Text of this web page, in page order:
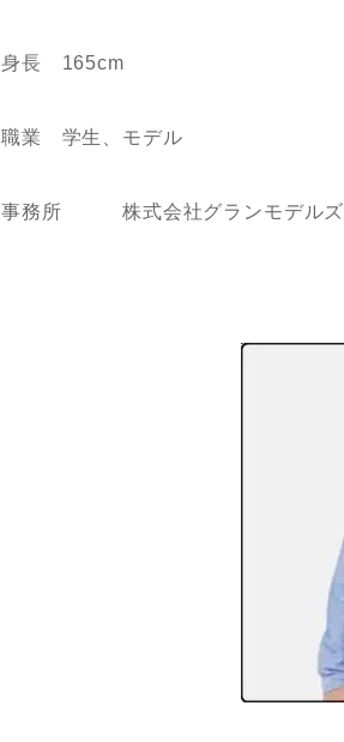
身長 165cm
職業 学生、モデル
事務所 株式会社グランモデルズ